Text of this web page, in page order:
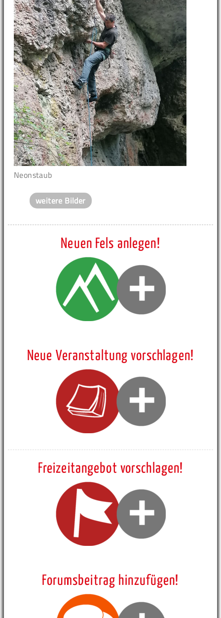
Neonstaub
weitere Bilder
Neuen Fels anlegen!
Neue Veranstaltung vorschlagen!
Freizeitangebot vorschlagen!
Forumsbeitrag hinzufügen!